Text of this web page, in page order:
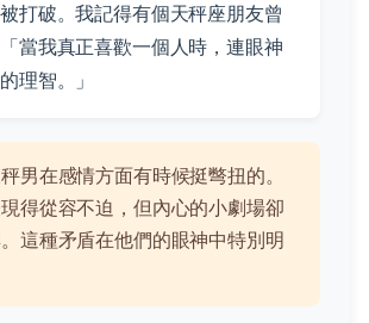
打破。我記得有個天秤座朋友曾
當我真正喜歡一個人時，連眼神
理智。」
男在感情方面有時候挺彆扭的。
得從容不迫，但內心的小劇場卻
這種矛盾在他們的眼神中特別明